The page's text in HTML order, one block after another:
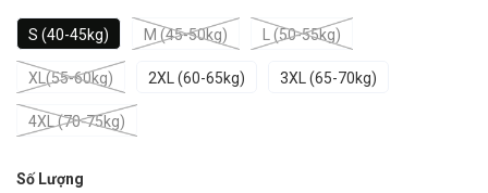
S (40-45kg) M (45-50kg) L (50-55kg)
XL(55-60kg) 2XL (60-65kg) 3XL (65-70kg)
4XL (70-75kg)
Số Lượng